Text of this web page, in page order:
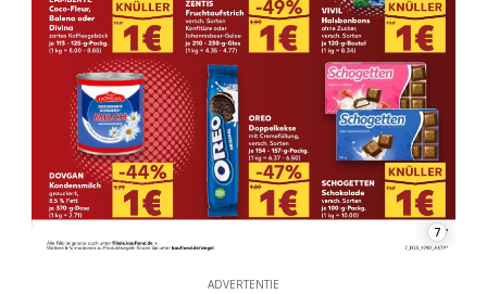
7
ADVERTENTIE